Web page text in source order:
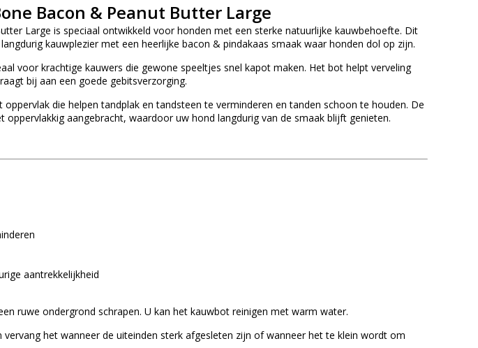
Bacon & Peanut Butter Large
Large is speciaal ontwikkeld voor honden met een sterke natuurlijke kauwbehoefte. Dit
kauwplezier met een heerlijke bacon & pindakaas smaak waar honden dol op zijn.
voor krachtige kauwers die gewone speeltjes snel kapot maken. Het bot helpt verveling
bij aan een goede gebitsverzorging.
die helpen tandplak en tandsteen te verminderen en tanden schoon te houden. De
aangebracht, waardoor uw hond langdurig van de smaak blijft genieten.
aantrekkelijkheid
ruwe ondergrond schrapen. U kan het kauwbot reinigen met warm water.
het wanneer de uiteinden sterk afgesleten zijn of wanneer het te klein wordt om